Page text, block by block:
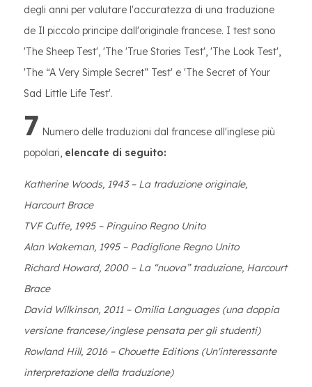
degli anni per valutare l'accuratezza di una traduzione
de Il piccolo principe dall'originale francese. I test sono
'The Sheep Test', 'The 'True Stories Test', 'The Look Test',
'The “A Very Simple Secret” Test' e 'The Secret of Your
Sad Little Life Test'.
7 Numero delle traduzioni dal francese all'inglese più
popolari, elencate di seguito:
Katherine Woods, 1943 – La traduzione originale,
Harcourt Brace
TVF Cuffe, 1995 – Pinguino Regno Unito
Alan Wakeman, 1995 – Padiglione Regno Unito
Richard Howard, 2000 – La “nuova” traduzione, Harcourt
Brace
David Wilkinson, 2011 – Omilia Languages (una doppia
versione francese/inglese pensata per gli studenti)
Rowland Hill, 2016 – Chouette Editions (Un'interessante
interpretazione della traduzione)